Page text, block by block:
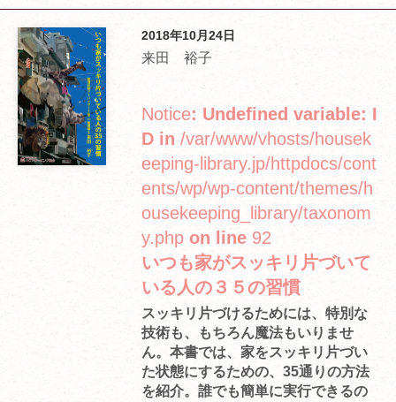
2018年10月24日
来田 裕子
Notice: Undefined variable: I
D in /var/www/vhosts/housek
eeping-library.jp/httpdocs/cont
ents/wp/wp-content/themes/h
ousekeeping_library/taxonom
y.php on line 92
いつも家がスッキリ片づいて
いる人の３５の習慣
スッキリ片づけるためには、特別な
技術も、もちろん魔法もいりませ
ん。本書では、家をスッキリ片づい
た状態にするための、35通りの方法
を紹介。誰でも簡単に実行できるの